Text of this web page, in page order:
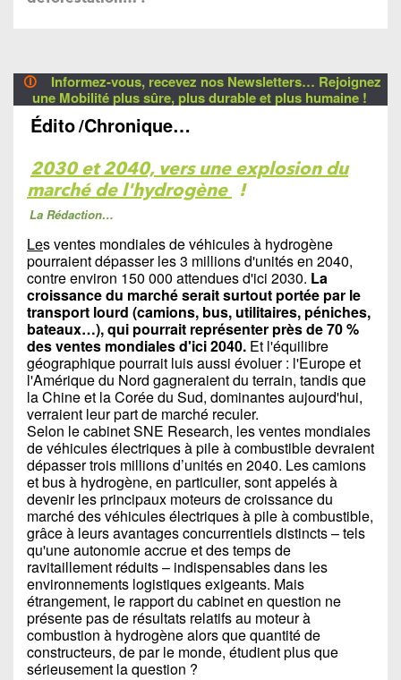
🛈
Informez-vous, recevez nos Newsletters… Rejoignez
une Mobilité plus sûre, plus durable et plus humaine !
Édito/Chronique…
2030 et 2040, vers une explosion du
marché de l'hydrogène !
La Rédaction…
Les ventes mondiales de véhicules à hydrogène
pourraient dépasser les 3 millions d'unités en 2040,
contre environ 150 000 attendues d'ici 2030. La
croissance du marché serait surtout portée par le
transport lourd (camions, bus, utilitaires, péniches,
bateaux…), qui pourrait représenter près de 70 %
des ventes mondiales d'ici 2040. Et l'équilibre
géographique pourrait luis aussi évoluer : l'Europe et
l'Amérique du Nord gagneraient du terrain, tandis que
la Chine et la Corée du Sud, dominantes aujourd'hui,
verraient leur part de marché reculer.
Selon le cabinet SNE Research, les ventes mondiales
de véhicules électriques à pile à combustible devraient
dépasser trois millions d’unités en 2040. Les camions
et bus à hydrogène, en particulier, sont appelés à
devenir les principaux moteurs de croissance du
marché des véhicules électriques à pile à combustible,
grâce à leurs avantages concurrentiels distincts – tels
qu'une autonomie accrue et des temps de
ravitaillement réduits – indispensables dans les
environnements logistiques exigeants. Mais
étrangement, le rapport du cabinet en question ne
présente pas de résultats relatifs au moteur à
combustion à hydrogène alors que quantité de
constructeurs, de par le monde, étudient plus que
sérieusement la question ?